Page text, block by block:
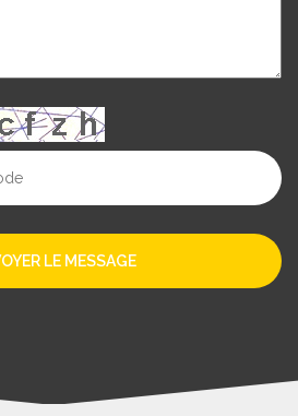
LE MESSAGE